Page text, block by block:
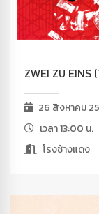
ZWEI ZU EINS
26 สิงหาคม
เวลา 13:00 น.
โรงช้างแดง